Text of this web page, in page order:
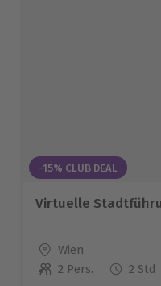
-15% CLUB DEAL
Virtuelle
Standort
Wien
Anzahl der Teilnehmer
2 Pers. 2 Std